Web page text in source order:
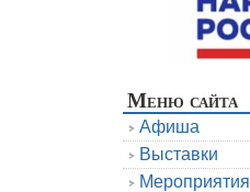
Меню сайта
Афиша
Выставки
Мероприятия